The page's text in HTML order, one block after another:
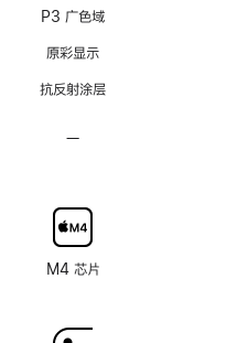
持
ProMotion
适
技
术
P3 广色域
原彩显示
抗反射涂层
—
配
纳
纹
M4 芯片